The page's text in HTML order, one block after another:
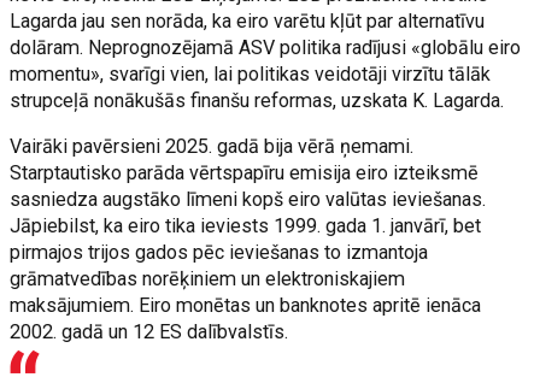
Lagarda jau sen norāda, ka eiro varētu kļūt par alternatīvu
dolāram. Neprognozējamā ASV politika radījusi «globālu eiro
momentu», svarīgi vien, lai politikas veidotāji virzītu tālāk
strupceļā nonākušās finanšu reformas, uzskata K. Lagarda.
Vairāki pavērsieni 2025. gadā bija vērā ņemami.
Starptautisko parāda vērtspapīru emisija eiro izteiksmē
sasniedza augstāko līmeni kopš eiro valūtas ieviešanas.
Jāpiebilst, ka eiro tika ieviests 1999. gada 1. janvārī, bet
pirmajos trijos gados pēc ieviešanas to izmantoja
grāmatvedības norēķiniem un elektroniskajiem
maksājumiem. Eiro monētas un banknotes apritē ienāca
2002. gadā un 12 ES dalībvalstīs.